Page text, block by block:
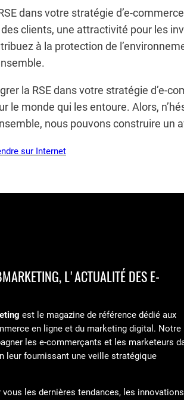
dans votre stratégie d’e-
clients, une attractivité pour les
à la protection de
la RSE dans votre stratégie d’e-
le monde qui les entoure. Alors,
nous pouvons construire un
sur Internet
L'ACTUALITÉ DES E-
est le magazine de référence dédié aux
en ligne et du marketing digital. Notre
les e-commerçants et les marketeurs
leur fournissant une veille stratégique
les dernières tendances, les innovations